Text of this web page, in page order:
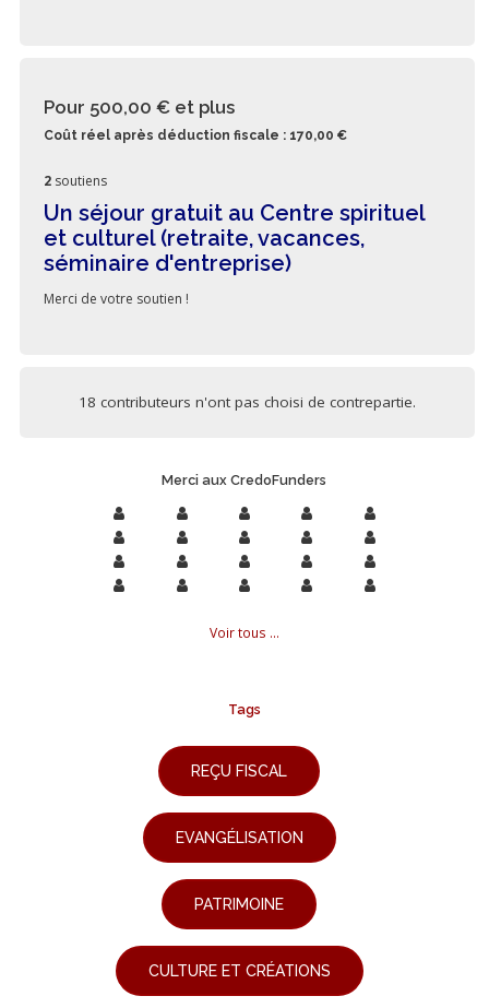
Pour 500,00 € et plus
Coût réel après déduction fiscale : 170,00 €
2 soutiens
Un séjour gratuit au Centre spirituel
et culturel (retraite, vacances,
séminaire d'entreprise)
Merci de votre soutien !
18 contributeurs n'ont pas choisi de contrepartie.
Merci aux CredoFunders
Voir tous ...
Tags
REÇU FISCAL
EVANGÉLISATION
PATRIMOINE
CULTURE ET CRÉATIONS